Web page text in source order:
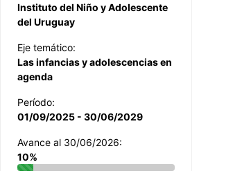
Instituto del Niño y Adolescente
del Uruguay
Eje temático:
Las infancias y adolescencias en
agenda
Período:
01/09/2025 - 30/06/2029
Avance al 30/06/2026:
10%